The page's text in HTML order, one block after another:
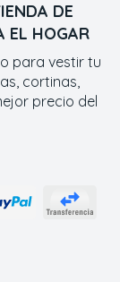
DE
EL HOGAR
para vestir tu
cortinas,
precio del